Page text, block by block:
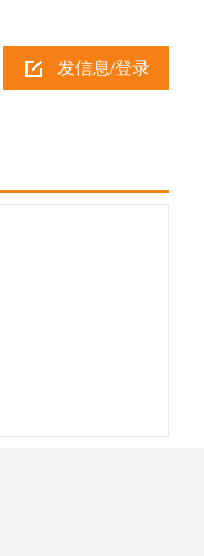
发信息/登录